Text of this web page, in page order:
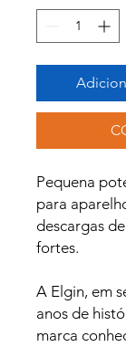
Pequena
para
descargas
fortes.
A Elgin, em
anos de
marca